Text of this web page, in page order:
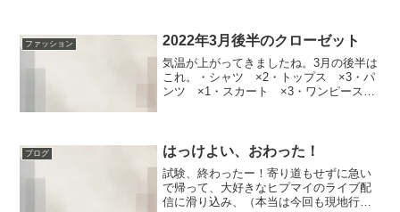
ファッション 2022年3月後半のクローゼット
気温が上がってきましたね。3月の後半は
これ。・シャツ ×2・トップス ×3・パ
ンツ ×1・スカート ×3・ワンピース
っと気温が上...
ブログ はっけよい、おわった！
試験、終わったー！寄り道もせずに急い
で帰って、大好きなヒプマイのライブ配
信に滑り込み、（本当は今回も現地行き